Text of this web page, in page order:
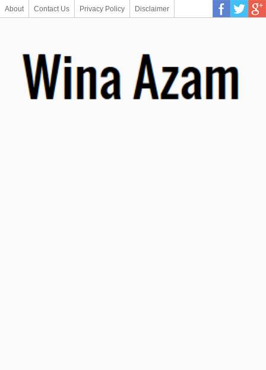
About Contact Us Privacy Policy Disclaimer